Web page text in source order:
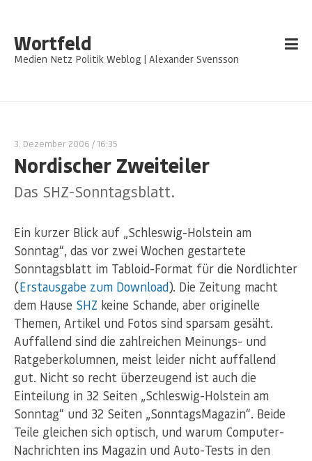
Wortfeld
Medien Netz Politik Weblog | Alexander Svensson
3. Dezember 2006 / 16:35
Nordischer Zweiteiler
Das SHZ-Sonntagsblatt.
Ein kurzer Blick auf „Schleswig-Holstein am
Sonntag“, das vor zwei Wochen gestartete
Sonntagsblatt im Tabloid-Format für die Nordlichter
(Erstausgabe zum Download). Die Zeitung macht
dem Hause SHZ keine Schande, aber originelle
Themen, Artikel und Fotos sind sparsam gesäht.
Auffallend sind die zahlreichen Meinungs- und
Ratgeberkolumnen, meist leider nicht auffallend
gut. Nicht so recht überzeugend ist auch die
Einteilung in 32 Seiten „Schleswig-Holstein am
Sonntag“ und 32 Seiten „SonntagsMagazin“. Beide
Teile gleichen sich optisch, und warum Computer-
Nachrichten ins Magazin und Auto-Tests in den